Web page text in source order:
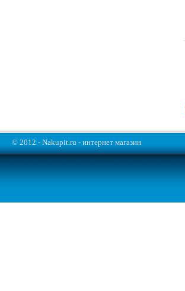
© 2012 - Nakupit.ru - интернет магазин